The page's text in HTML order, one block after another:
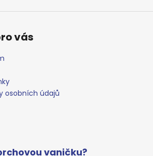
u
vás
osobních údajů
vaničku?